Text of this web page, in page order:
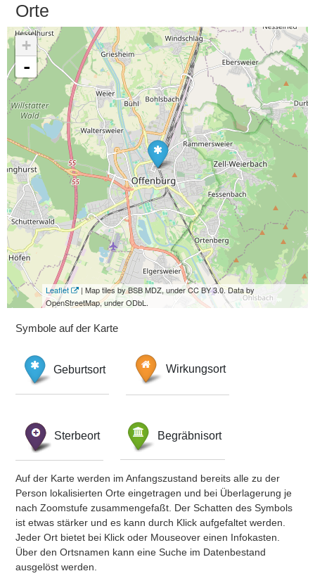
Orte
+
-
Leaflet
| Map tiles by BSB MDZ, under CC BY 3.0. Data by
OpenStreetMap, under ODbL.
Symbole auf der Karte
Geburtsort Wirkungsort
Sterbeort Begräbnisort
Auf der Karte werden im Anfangszustand bereits alle zu der
Person lokalisierten Orte eingetragen und bei Überlagerung je
nach Zoomstufe zusammengefaßt. Der Schatten des Symbols
ist etwas stärker und es kann durch Klick aufgefaltet werden.
Jeder Ort bietet bei Klick oder Mouseover einen Infokasten.
Über den Ortsnamen kann eine Suche im Datenbestand
ausgelöst werden.